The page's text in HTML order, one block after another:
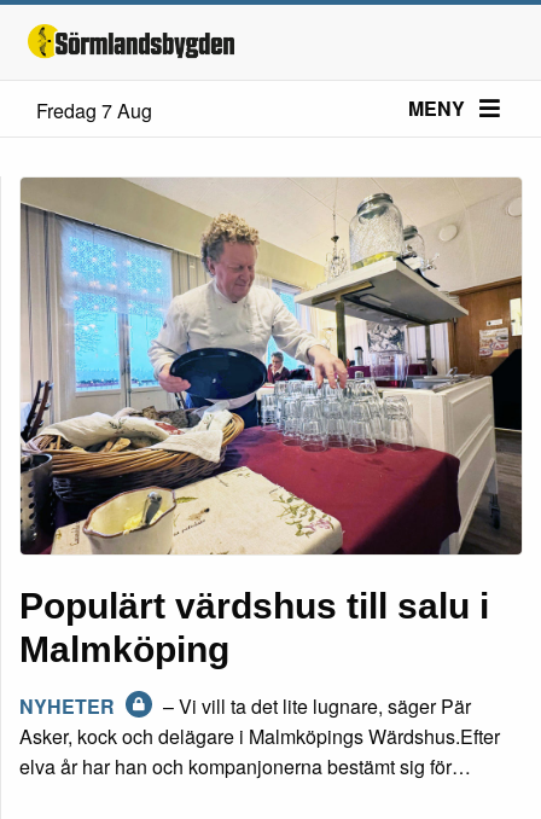
Fredag 7 Aug MENY
Populärt värdshus till salu i
Malmköping
NYHETER
– Vi vill ta det lite lugnare, säger Pär
Asker, kock och delägare i Malmköpings Wärdshus.Efter
elva år har han och kompanjonerna bestämt sig för…